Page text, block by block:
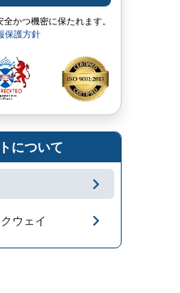
かつ機密に保たれます。
保護方針
について
ウェイ